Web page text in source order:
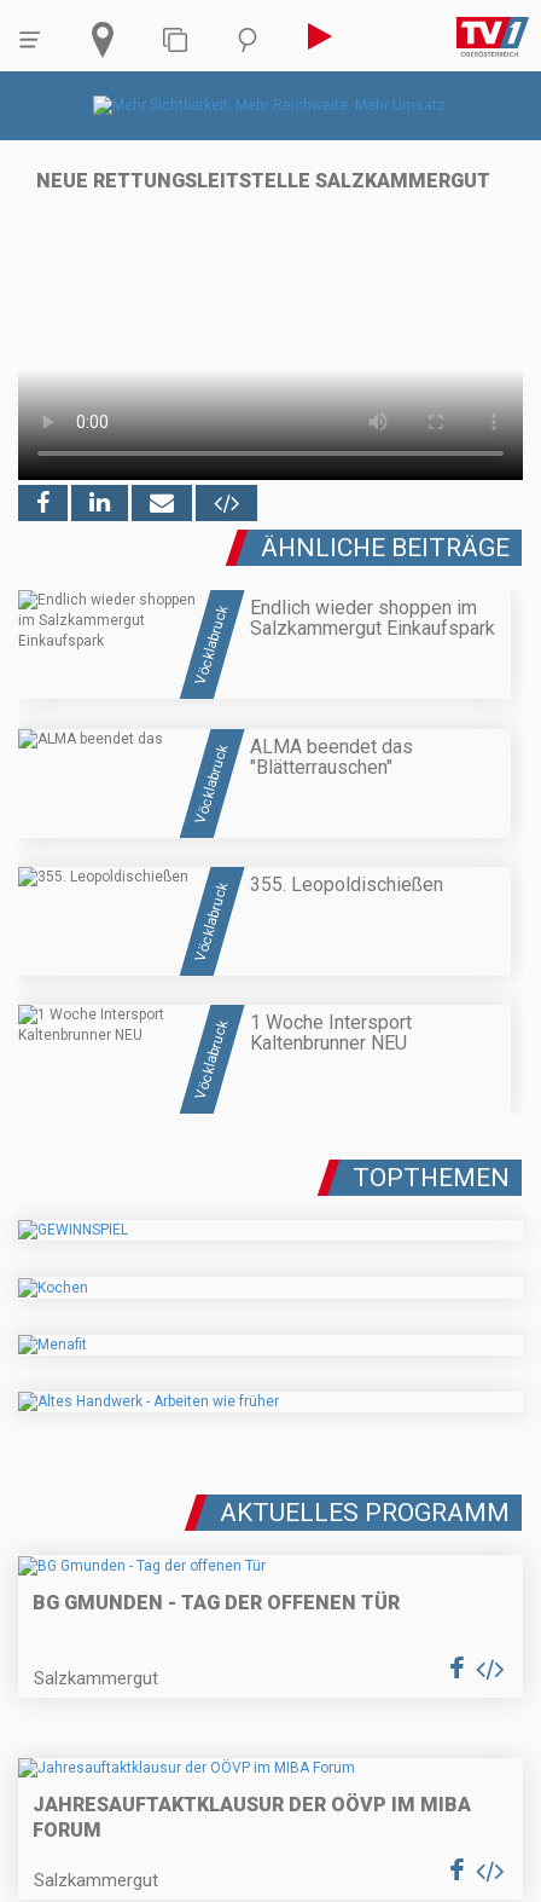
NEUE RETTUNGSLEITSTELLE SALZKAMMERGUT
ÄHNLICHE BEITRÄGE
Vöcklabruck
Endlich wieder shoppen im
Salzkammergut Einkaufspark
Vöcklabruck
ALMA beendet das
"Blätterrauschen"
Vöcklabruck 355. Leopoldischießen
Vöcklabruck
1 Woche Intersport
Kaltenbrunner NEU
TOPTHEMEN
AKTUELLES PROGRAMM
BG GMUNDEN - TAG DER OFFENEN TÜR
Salzkammergut
JAHRESAUFTAKTKLAUSUR DER OÖVP IM MIBA
FORUM
Salzkammergut